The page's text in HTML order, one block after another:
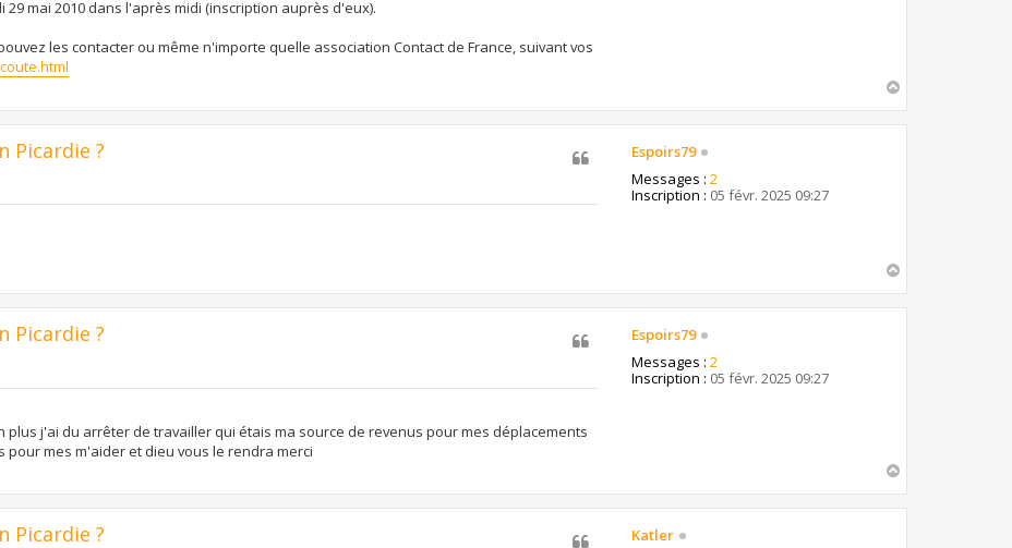
mai 2010 dans l'après midi (inscription auprès d'eux).
les contacter ou même n'importe quelle association Contact de France, suivant vos
u
Espoirs79
Messages : 2
Inscription : 05 févr. 2025 09:27
Picardie ?
a
u
Espoirs79
Messages : 2
Inscription : 05 févr. 2025 09:27
Picardie ?
plus j'ai du arrêter de travailler qui étais ma source de revenus pour mes déplacements
mes m'aider et dieu vous le rendra merci
u
Katler
Picardie ?